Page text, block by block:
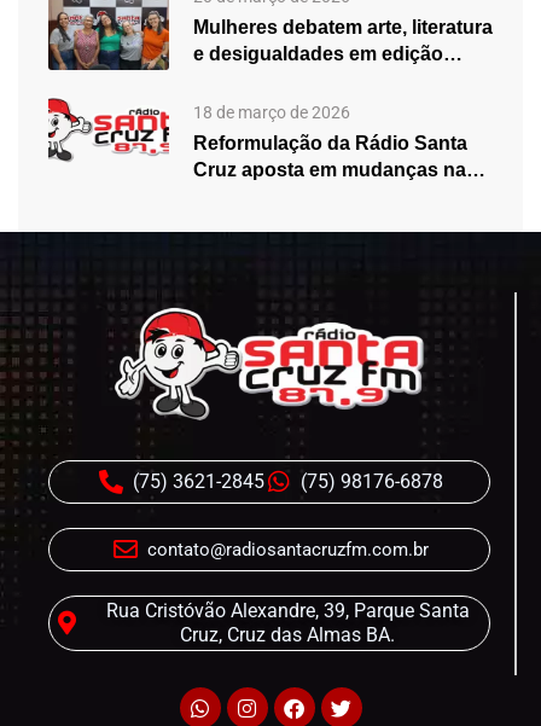
Mulheres debatem arte, literatura
e desigualdades em edição
18 de março de 2026
Reformulação da Rádio Santa
Cruz aposta em mudanças na
(75) 3621-2845 (75) 98176-6878
contato@radiosantacruzfm.com.br
Rua Cristóvão Alexandre, 39, Parque Santa
Cruz, Cruz das Almas BA.